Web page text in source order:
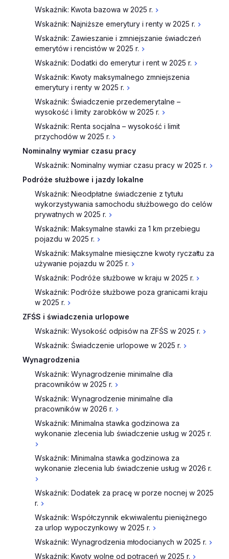
Wskaźnik: Kwota bazowa w 2025 r.
Wskaźnik: Najniższe emerytury i renty w 2025 r.
Wskaźnik: Zawieszanie i zmniejszanie świadczeń
emerytów i rencistów w 2025 r.
Wskaźnik: Dodatki do emerytur i rent w 2025 r.
Wskaźnik: Kwoty maksymalnego zmniejszenia
emerytury i renty w 2025 r.
Wskaźnik: Świadczenie przedemerytalne –
wysokość i limity zarobków w 2025 r.
Wskaźnik: Renta socjalna – wysokość i limit
przychodów w 2025 r.
Nominalny wymiar czasu pracy
Wskaźnik: Nominalny wymiar czasu pracy w 2025 r.
Podróże służbowe i jazdy lokalne
Wskaźnik: Nieodpłatne świadczenie z tytułu
wykorzystywania samochodu służbowego do celów
prywatnych w 2025 r.
Wskaźnik: Maksymalne stawki za 1 km przebiegu
pojazdu w 2025 r.
Wskaźnik: Maksymalne miesięczne kwoty ryczałtu za
używanie pojazdu w 2025 r.
Wskaźnik: Podróże służbowe w kraju w 2025 r.
Wskaźnik: Podróże służbowe poza granicami kraju
w 2025 r.
ZFŚS i świadczenia urlopowe
Wskaźnik: Wysokość odpisów na ZFŚS w 2025 r.
Wskaźnik: Świadczenie urlopowe w 2025 r.
Wynagrodzenia
Wskaźnik: Wynagrodzenie minimalne dla
pracowników w 2025 r.
Wskaźnik: Wynagrodzenie minimalne dla
pracowników w 2026 r.
Wskaźnik: Minimalna stawka godzinowa za
wykonanie zlecenia lub świadczenie usług w 2025 r.
Wskaźnik: Minimalna stawka godzinowa za
wykonanie zlecenia lub świadczenie usług w 2026 r.
Wskaźnik: Dodatek za pracę w porze nocnej w 2025
r.
Wskaźnik: Współczynnik ekwiwalentu pieniężnego
za urlop wypoczynkowy w 2025 r.
Wskaźnik: Wynagrodzenia młodocianych w 2025 r.
Wskaźnik: Kwoty wolne od potrąceń w 2025 r.